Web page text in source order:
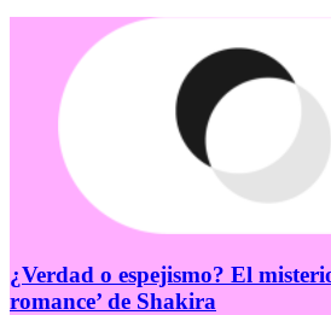
¿Verdad o espejismo? El
romance’ de Shakira